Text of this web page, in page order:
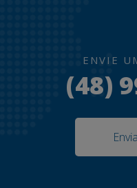
ENVIE
(48)